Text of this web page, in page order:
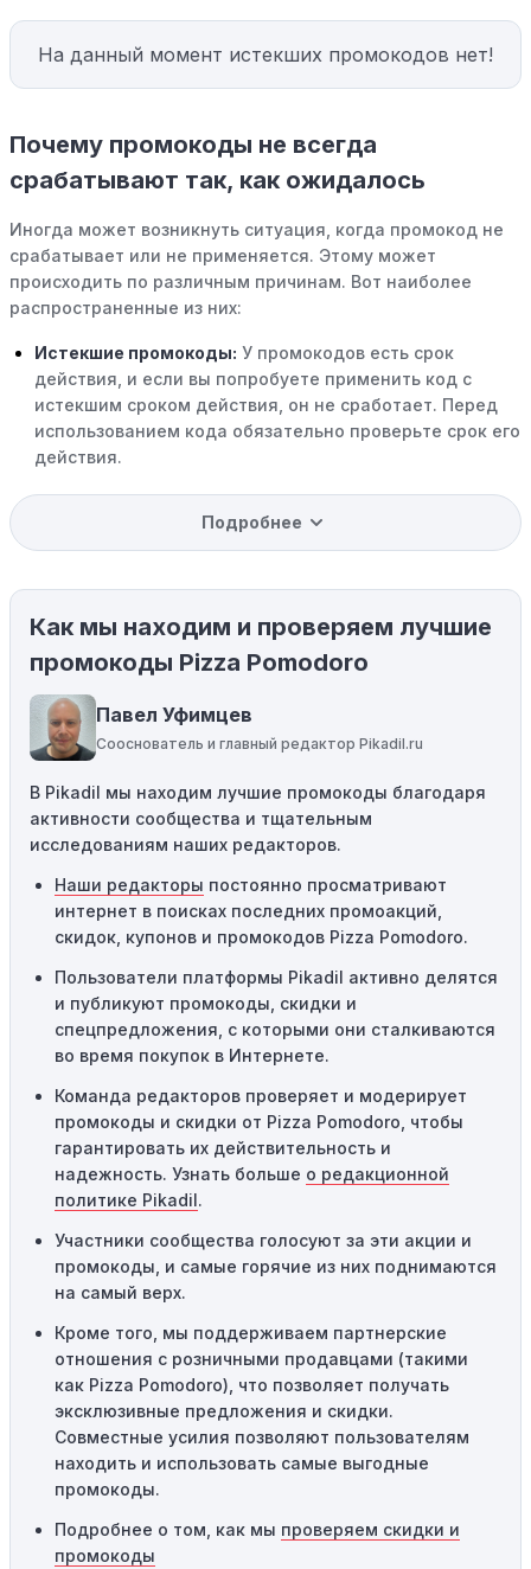
На данный момент истекших промокодов нет!
Почему промокоды не всегда
срабатывают так, как ожидалось
Иногда может возникнуть ситуация, когда промокод не
срабатывает или не применяется. Этому может
происходить по различным причинам. Вот наиболее
распространенные из них:
Истекшие промокоды: У промокодов есть срок
действия, и если вы попробуете применить код с
истекшим сроком действия, он не сработает. Перед
использованием кода обязательно проверьте срок его
действия.
Уже со скидкой:В некоторых случаях интересующий
вас товар может быть уже со скидкой. Некоторые
магазины предлагают скидки и акции напрямую, без
Ограничения на использование промокода:
Некоторые промокоды распространяются только на
определенные товары, бренды или категории. Если вы
пытаетесь применить код к товару, не
соответствующему критериям, он не сработает.
промокоды требуют соблюдения минимального
порога покупки, чтобы получить право на скидку. Если
сумма в корзине не соответствует указанному порогу,
код не сработает.
Географические ограничения:Действие некоторых
промокодов может быть ограничено определенными
местами или регионами. Если вы находитесь за
пределами указанного региона, то код не будет
применяться.
предназначены только для однократного
использования. Если код уже был использован кем-то
другим, он не будет действовать повторно.
Технические сбои:
привести к неработоспособности кодов промокодов. В
таких случаях следует обратиться за помощью в
службу поддержки.
Подробнее
Как мы находим и проверяем лучшие
промокоды Pizza Pomodoro
Павел Уфимцев
Сооснователь и главный редактор Pikadil.ru
В Pikadil мы находим лучшие промокоды благодаря
активности сообщества и тщательным
исследованиям наших редакторов.
Наши редакторы постоянно просматривают
интернет в поисках последних промоакций,
скидок, купонов и промокодов Pizza Pomodoro.
Пользователи платформы Pikadil активно делятся
и публикуют промокоды, скидки и
спецпредложения, с которыми они сталкиваются
во время покупок в Интернете.
Команда редакторов проверяет и модерирует
промокоды и скидки от Pizza Pomodoro, чтобы
гарантировать их действительность и
надежность. Узнать больше о редакционной
политике Pikadil.
Участники сообщества голосуют за эти акции и
промокоды, и самые горячие из них поднимаются
на самый верх.
Кроме того, мы поддерживаем партнерские
отношения с розничными продавцами (такими
как Pizza Pomodoro), что позволяет получать
эксклюзивные предложения и скидки.
Совместные усилия позволяют пользователям
находить и использовать самые выгодные
промокоды.
Подробнее о том, как мы проверяем скидки и
промокоды